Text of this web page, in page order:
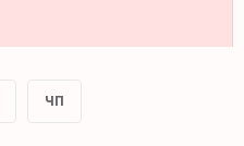
ЧП